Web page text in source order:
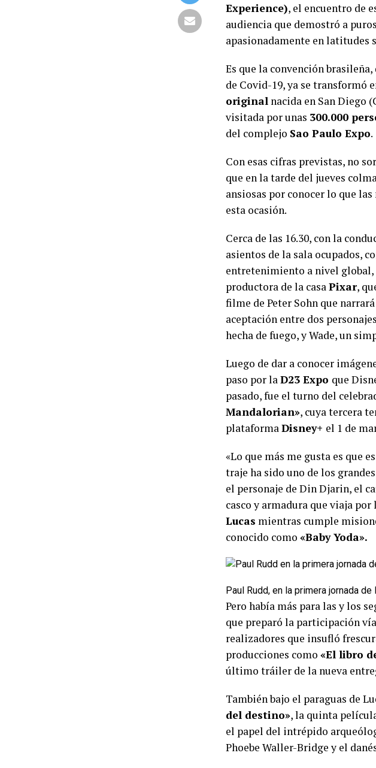
Experience), el encuentro de
audiencia que demostró a
apasionadamente en latitudes
Es que la convención
de Covid-19, ya se transformó
original nacida en San Diego
visitada por unas 300.000
del complejo Sao Paulo Expo.
Con esas cifras previstas, no
que en la tarde del jueves
ansiosas por conocer lo que
esta ocasión.
Cerca de las 16.30, con la
asientos de la sala ocupados,
entretenimiento a nivel global,
productora de la casaPixar,
filme de Peter Sohn que
aceptación entre dos
hecha de fuego, y Wade, un
Luego de dar a conocer
paso por laD23 Expo que
pasado, fue el turno del
Mandalorian», cuya tercera
plataformaDisney+ el 1 de
«Lo que más me gusta es que
traje ha sido uno de los
el personaje de Din Djarin, el
casco y armadura que viaja
Lucas mientras cumple
conocido como «Baby Yoda».
Paul Rudd, en la primera jornada
Pero había más para las y los
que preparó la participación
realizadores que insufló
producciones como «El libro
último tráiler de la nueva
También bajo el paraguas de
del destino», la quinta
el papel del intrépido
Phoebe Waller-Bridge y el